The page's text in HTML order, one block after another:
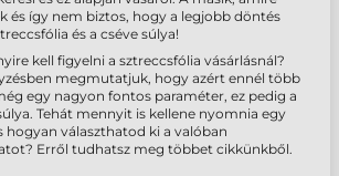
és így nem biztos, hogy a legjobb döntés
és a cséve súlya!
kell figyelni a sztreccsfólia vásárlásnál?
megmutatjuk, hogy azért ennél több
egy nagyon fontos paraméter, ez pedig a
Tehát mennyit is kellene nyomnia egy
hogyan választhatod ki a valóban
Erről tudhatsz meg többet cikkünkből.